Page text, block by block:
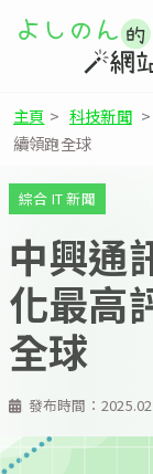
主頁 > 科技新聞 >
續領跑全球
發布時間：
綜合 IT 新聞
中興通
化最高
全球